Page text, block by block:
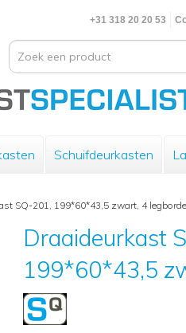
+31 318 20 20 53
Schuifdeurkasten
SQ-201, 199*60*43,5 zwart, 4
Draaideurkast
199*60*43,5